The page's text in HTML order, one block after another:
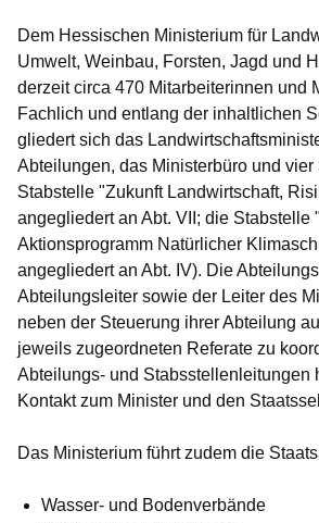
Dem Hessischen Ministerium für
Umwelt, Weinbau, Forsten, Jagd und
derzeit circa 470 Mitarbeiterinnen und
Fachlich und entlang der inhaltlichen
gliedert sich das
Abteilungen, das Ministerbüro und
Stabstelle "Zukunft Landwirtschaft,
angegliedert an Abt. VII; die Stabstelle
Aktionsprogramm Natürlicher
angegliedert an Abt. IV). Die
Abteilungsleiter sowie der Leiter des
neben der Steuerung ihrer Abteilung
jeweils zugeordneten Referate zu
Abteilungs- und Stabsstellenleitungen
Kontakt zum Minister und den
Das Ministerium führt zudem die
Wasser- und Bodenverbände